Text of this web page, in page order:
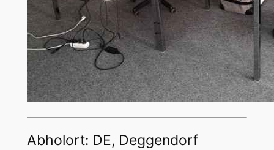
Abholort: DE, Deggendorf